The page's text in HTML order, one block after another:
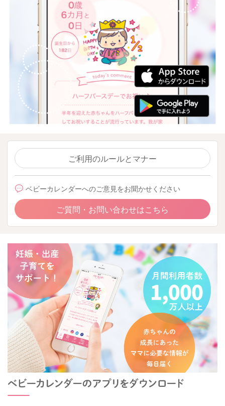
ご利用のルールとマナー
ベビーカレンダーへのご意見をお聞かせください
ご質問・お問い合わせはこちら